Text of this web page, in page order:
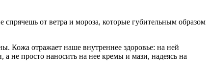
от ветра и мороза, которые губительным образом
Кожа отражает наше внутреннее здоровье: на ней
не просто наносить на нее кремы и мази, надеясь на